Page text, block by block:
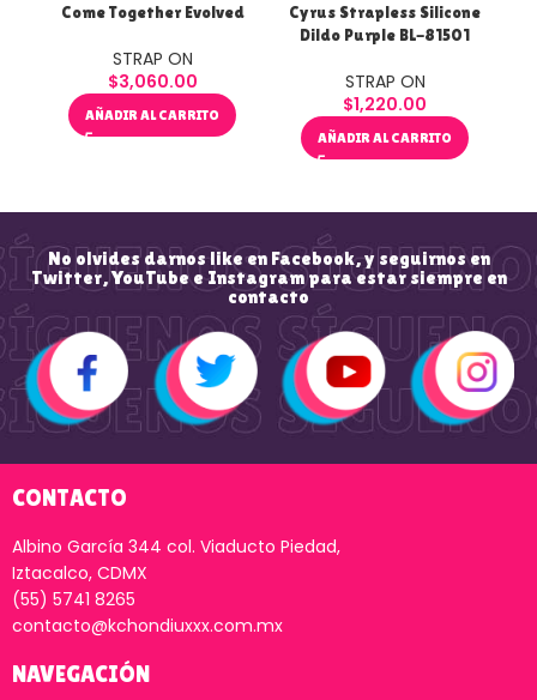
Come Together Evolved
STRAP ON
$3,060.00
AÑADIR AL CARRITO
Cyrus Strapless Silicone
Dildo Purple BL-81501
STRAP ON
$1,220.00
AÑADIR AL CARRITO
No olvides darnos like en Facebook, y seguirnos en
Twitter, YouTube e Instagram para estar siempre en
contacto
CONTACTO
Albino García 344 col. Viaducto Piedad,
Iztacalco, CDMX
(55) 5741 8265
contacto@kchondiuxxx.com.mx
NAVEGACIÓN